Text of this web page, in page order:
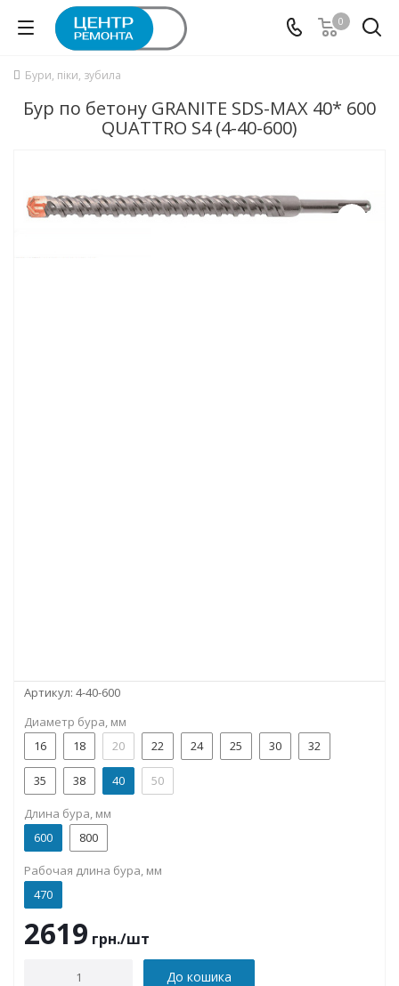
0
Бури, піки, зубила
Бур по бетону GRANITE SDS-MAX 40* 600
QUATTRO S4 (4-40-600)
Артикул: 4-40-600
Диаметр бура, мм
16
18 20 22 24 25 30 32
35 38 40 50
Длина бура, мм
600
800
Рабочая длина бура, мм
470
2619 грн./шт
До кошика